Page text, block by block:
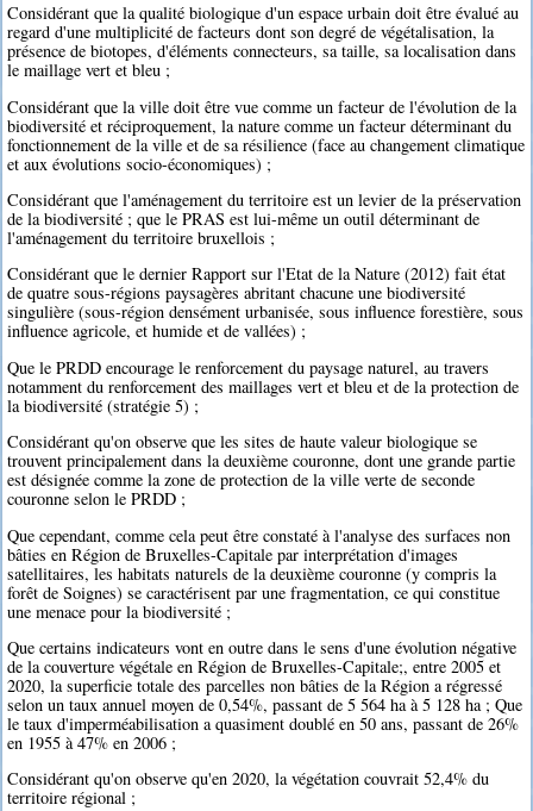
Considérant que la qualité biologique d'un espace urbain doit être évalué au
regard d'une multiplicité de facteurs dont son degré de végétalisation, la
présence de biotopes, d'éléments connecteurs, sa taille, sa localisation dans
le maillage vert et bleu ;
Considérant que la ville doit être vue comme un facteur de l'évolution de la
biodiversité et réciproquement, la nature comme un facteur déterminant du
fonctionnement de la ville et de sa résilience (face au changement climatique
et aux évolutions socio-économiques) ;
Considérant que l'aménagement du territoire est un levier de la préservation
de la biodiversité ; que le PRAS est lui-même un outil déterminant de
l'aménagement du territoire bruxellois ;
Considérant que le dernier Rapport sur l'Etat de la Nature (2012) fait état
de quatre sous-régions paysagères abritant chacune une biodiversité
singulière (sous-région densément urbanisée, sous influence forestière, sous
influence agricole, et humide et de vallées) ;
Que le PRDD encourage le renforcement du paysage naturel, au travers
notamment du renforcement des maillages vert et bleu et de la protection de
la biodiversité (stratégie 5) ;
Considérant qu'on observe que les sites de haute valeur biologique se
trouvent principalement dans la deuxième couronne, dont une grande partie
est désignée comme la zone de protection de la ville verte de seconde
couronne selon le PRDD ;
Que cependant, comme cela peut être constaté à l'analyse des surfaces non
bâties en Région de Bruxelles-Capitale par interprétation d'images
satellitaires, les habitats naturels de la deuxième couronne (y compris la
forêt de Soignes) se caractérisent par une fragmentation, ce qui constitue
une menace pour la biodiversité ;
Que certains indicateurs vont en outre dans le sens d'une évolution négative
de la couverture végétale en Région de Bruxelles-Capitale;, entre 2005 et
2020, la superficie totale des parcelles non bâties de la Région a régressé
selon un taux annuel moyen de 0,54%, passant de 5 564 ha à 5 128 ha ; Que
le taux d'imperméabilisation a quasiment doublé en 50 ans, passant de 26%
en 1955 à 47% en 2006 ;
Considérant qu'on observe qu'en 2020, la végétation couvrait 52,4% du
territoire régional ;